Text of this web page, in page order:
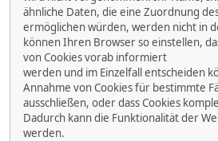
ähnliche Daten, die eine Zuordnung
ermöglichen würden, werden nicht in
können Ihren Browser so einstellen,
von Cookies vorab informiert
werden und im Einzelfall entscheiden
Annahme von Cookies für bestimmte
ausschließen, oder dass Cookies
Dadurch kann die Funktionalität der
werden.